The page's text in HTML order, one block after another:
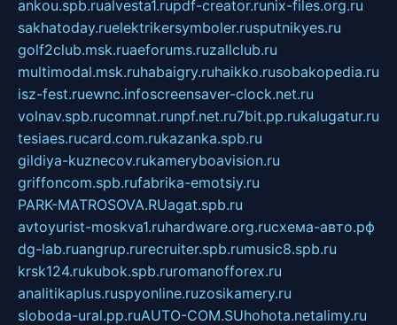
ankou.spb.rualvesta1.rupdf-creator.runix-files.org.ru
sakhatoday.ruelektrikersymboler.rusputnikyes.ru
golf2club.msk.ruaeforums.ruzallclub.ru
multimodal.msk.ruhabaigry.ruhaikko.rusobakopedia.ru
isz-fest.ruewnc.infoscreensaver-clock.net.ru
volnav.spb.rucomnat.runpf.net.ru7bit.pp.rukalugatur.ru
tesiaes.rucard.com.rukazanka.spb.ru
gildiya-kuznecov.rukameryboavision.ru
griffoncom.spb.rufabrika-emotsiy.ru
PARK-MATROSOVA.RUagat.spb.ru
avtoyurist-moskva1.ruhardware.org.ruсхема-авто.рф
dg-lab.ruangrup.rurecruiter.spb.rumusic8.spb.ru
krsk124.rukubok.spb.ruromanofforex.ru
analitikaplus.ruspyonline.ruzosikamery.ru
sloboda-ural.pp.ruAUTO-COM.SUhohota.netalimy.ru